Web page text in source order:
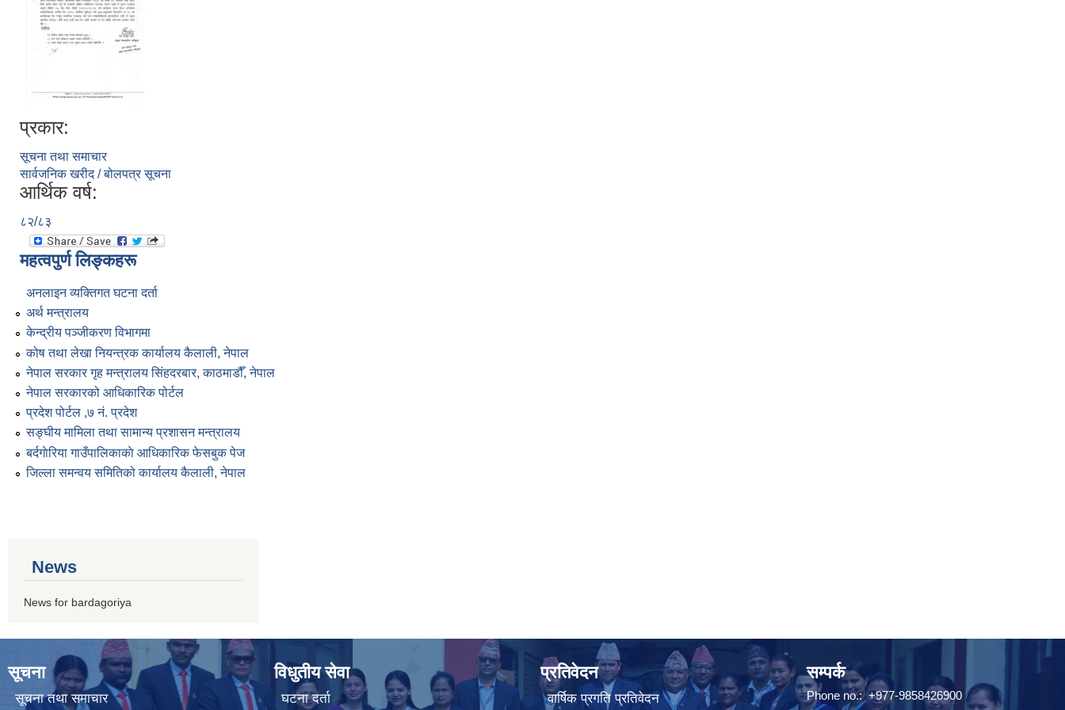
प्रकार:
सूचना तथा समाचार
सार्वजनिक खरीद / बोलपत्र सूचना
आर्थिक वर्ष:
८२/८३
महत्वपुर्ण लिङ्कहरू
अनलाइन व्यक्तिगत घटना दर्ता
अर्थ मन्त्रालय
केन्द्रीय पञ्जीकरण विभागमा
कोष तथा लेखा नियन्त्रक कार्यालय कैलाली, नेपाल
नेपाल सरकार गृह मन्त्रालय सिंहदरबार, काठमाडौँ, नेपाल
नेपाल सरकारको आधिकारिक पोर्टल
प्रदेश पोर्टल ,७ नं. प्रदेश
सङ्घीय मामिला तथा सामान्य प्रशासन मन्त्रालय
बर्दगाेरिया गाउँपालिकाकाे आधिकारिक फेसबुक पेज
जिल्ला समन्वय समितिको कार्यालय कैलाली, नेपाल
News
News for bardagoriya
सूचना
सूचना तथा समाचार
विधुतीय सेवा
घटना दर्ता
प्रतिवेदन
वार्षिक प्रगति प्रतिवेदन
सम्पर्क
Phone no.: +977-9858426900